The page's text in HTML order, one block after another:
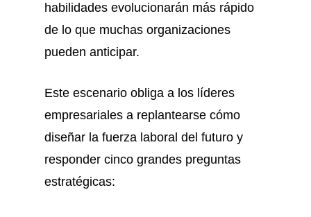
habilidades evolucionarán más rápido
de lo que muchas organizaciones
pueden anticipar.
Este escenario obliga a los líderes
empresariales a replantearse cómo
diseñar la fuerza laboral del futuro y
responder cinco grandes preguntas
estratégicas: